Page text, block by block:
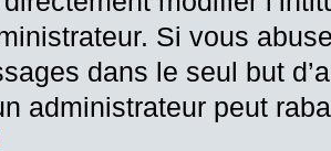
Si vous
dans le seul but
administrateur peut